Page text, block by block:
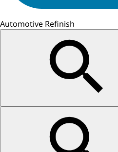
Automotive Refinish